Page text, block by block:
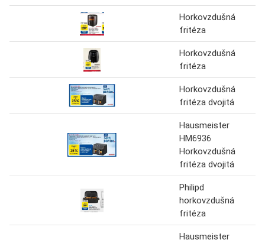
Horkovzdušná
fritéza
Horkovzdušná
fritéza
Horkovzdušná
fritéza dvojitá
Hausmeister
HM6936
Horkovzdušná
fritéza dvojitá
Philipd
horkovzdušná
fritéza
Hausmeister